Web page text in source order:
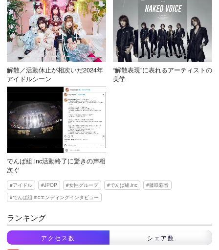
解散／活動休止が相次いだ2024年
アイドルシーン
“解散表現”に表れるアーティストの
美学
でんぱ組.inc活動終了に驚きの声相
次ぐ
アイドル JPOP 女性グループ でんぱ組.inc
藤咲彩音
でんぱ組.incエンディングインタビュー
ランキング
アクセス数 シェア数